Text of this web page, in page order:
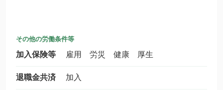
その他の労働条件等
加入保険等 雇用 労災 健康 厚生
退職金共済 加入